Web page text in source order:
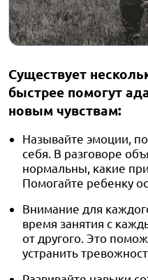
Существует
быстрее помогут
новым чувствам:
Называйте эмоции,
себя. В разговоре
нормальны, какие
Помогайте ребенку
Внимание для
время занятия с
от другого. Это
устранить